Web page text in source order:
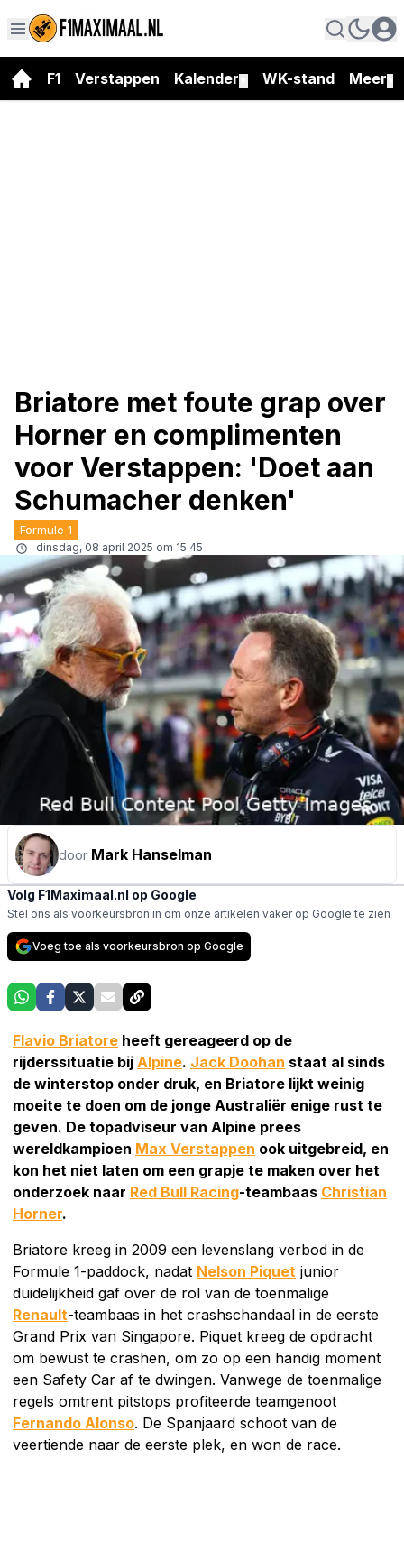
F1 Verstappen Kalender WK-stand Meer
Briatore met foute grap over
Horner en complimenten
voor Verstappen: 'Doet aan
Schumacher denken'
Formule 1
dinsdag, 08 april 2025 om 15:45
door Mark Hanselman
Volg F1Maximaal.nl op Google
Stel ons als voorkeursbron in om onze artikelen vaker op Google te zien
Voeg toe als voorkeursbron op Google
Flavio Briatore heeft gereageerd op de
rijderssituatie bij Alpine. Jack Doohan staat al sinds
de winterstop onder druk, en Briatore lijkt weinig
moeite te doen om de jonge Australiër enige rust te
geven. De topadviseur van Alpine prees
wereldkampioen Max Verstappen ook uitgebreid, en
kon het niet laten om een grapje te maken over het
onderzoek naar Red Bull Racing-teambaas Christian
Horner.
Briatore kreeg in 2009 een levenslang verbod in de
Formule 1-paddock, nadat Nelson Piquet junior
duidelijkheid gaf over de rol van de toenmalige
Renault-teambaas in het crashschandaal in de eerste
Grand Prix van Singapore. Piquet kreeg de opdracht
om bewust te crashen, om zo op een handig moment
een Safety Car af te dwingen. Vanwege de toenmalige
regels omtrent pitstops profiteerde teamgenoot
Fernando Alonso. De Spanjaard schoot van de
veertiende naar de eerste plek, en won de race.